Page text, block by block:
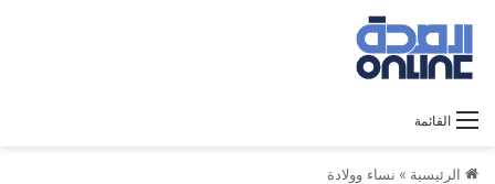
القائمة
الرئيسية » نساء وولادة